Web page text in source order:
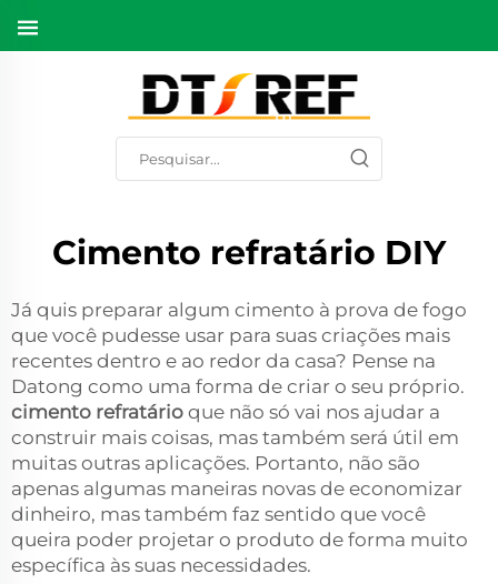
Cimento refratário DIY
Já quis preparar algum cimento à prova de fogo
que você pudesse usar para suas criações mais
recentes dentro e ao redor da casa? Pense na
Datong como uma forma de criar o seu próprio.
cimento refratário que não só vai nos ajudar a
construir mais coisas, mas também será útil em
muitas outras aplicações. Portanto, não são
apenas algumas maneiras novas de economizar
dinheiro, mas também faz sentido que você
queira poder projetar o produto de forma muito
específica às suas necessidades.